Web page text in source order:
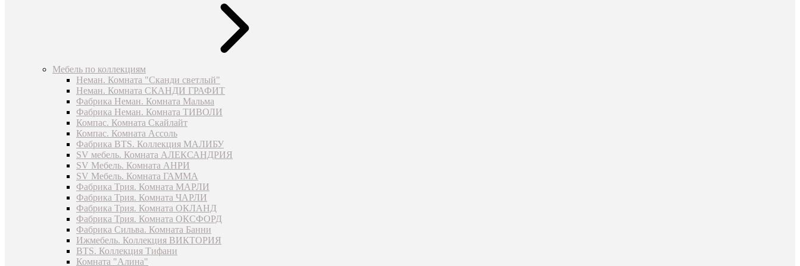
Мебель по коллекциям
Неман. Комната "Сканди светлый"
Неман. Комната СКАНДИ ГРАФИТ
Фабрика Неман. Комната Мальма
Фабрика Неман. Комната ТИВОЛИ
Компас. Комната Скайлайт
Компас. Комната Ассоль
Фабрика BTS. Коллекция МАЛИБУ
SV мебель. Комната АЛЕКСАНДРИЯ
SV Мебель. Комната АНРИ
SV Мебель. Комната ГАММА
Фабрика Трия. Комната МАРЛИ
Фабрика Трия. Комната ЧАРЛИ
Фабрика Трия. Комната ОКЛАНД
Фабрика Трия. Комната ОКСФОРД
Фабрика Сильва. Комната Банни
Ижмебель. Коллекция ВИКТОРИЯ
BTS. Коллекция Тифани
Комната "Алина"